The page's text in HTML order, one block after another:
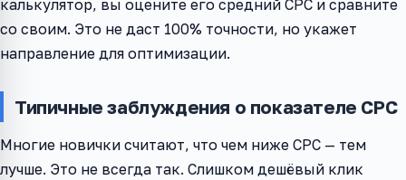
калькулятор, вы оцените его средний CPC и сравните
со своим. Это не даст 100% точности, но укажет
направление для оптимизации.
Типичные заблуждения о показателе CPC
Многие новички считают, что чем ниже CPC — тем
лучше. Это не всегда так. Слишком дешёвый клик